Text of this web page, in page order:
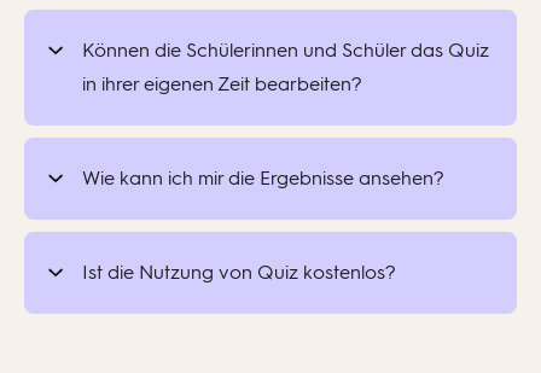
ideal für Aufwärmübungen, Exit-Tickets oder
Mini -Assessments.
Ja!Du kannstein Quiz live laufen lassen und die
Antworten anzeigen, sobald sie eintreffen. Dies
ist eine großartige Möglichkeit, während einer
Können die Schülerinnen und Schüler das Quiz
in ihrer eigenen Zeit bearbeiten?
Ja, natürlich.Lehrendekönnen den Schülern
und Schülerinnenüber Planen und Bewerten
individuellenZeitplan passt.
Wie kann ich mir die Ergebnisse ansehen?
Ist die Nutzung von Quiz kostenlos?